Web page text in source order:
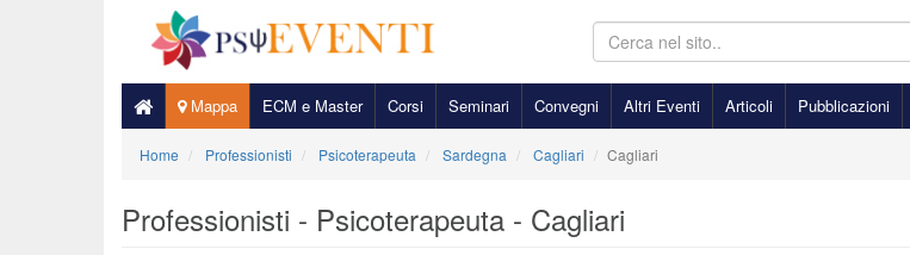
Mappa ECM e Master Corsi Seminari Convegni Altri Eventi Articoli Pubblicazioni
Home Professionisti Psicoterapeuta Sardegna Cagliari Cagliari
Professionisti - Psicoterapeuta - Cagliari